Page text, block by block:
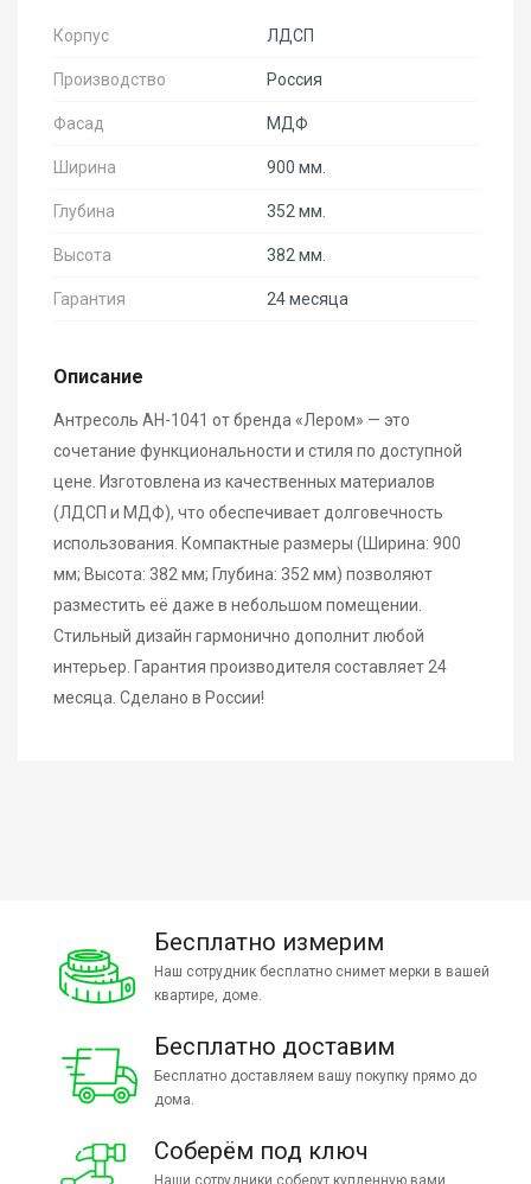
Корпус ЛДСП
Производство Россия
Фасад МДФ
Ширина 900 мм.
Глубина 352 мм.
Высота 382 мм.
Гарантия 24 месяца
Описание
Антресоль АН-1041 от бренда «Лером» — это
сочетание функциональности и стиля по доступной
цене. Изготовлена из качественных материалов
(ЛДСП и МДФ), что обеспечивает долговечность
использования. Компактные размеры (Ширина: 900
мм; Высота: 382 мм; Глубина: 352 мм) позволяют
разместить её даже в небольшом помещении.
Стильный дизайн гармонично дополнит любой
интерьер. Гарантия производителя составляет 24
месяца. Сделано в России!
Бесплатно измерим
Наш сотрудник бесплатно снимет мерки в вашей
квартире, доме.
Бесплатно доставим
Бесплатно доставляем вашу покупку прямо до
дома.
Соберём под ключ